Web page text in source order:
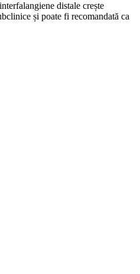
distale crește
și poate fi recomandată ca